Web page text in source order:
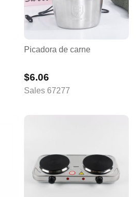
Picadora de carne
$6.06
Sales 67277